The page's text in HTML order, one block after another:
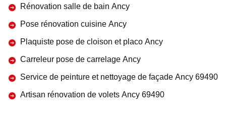
Rénovation salle de bain Ancy
Pose rénovation cuisine Ancy
Plaquiste pose de cloison et placo Ancy
Carreleur pose de carrelage Ancy
Service de peinture et nettoyage de façade Ancy 69490
Artisan rénovation de volets Ancy 69490